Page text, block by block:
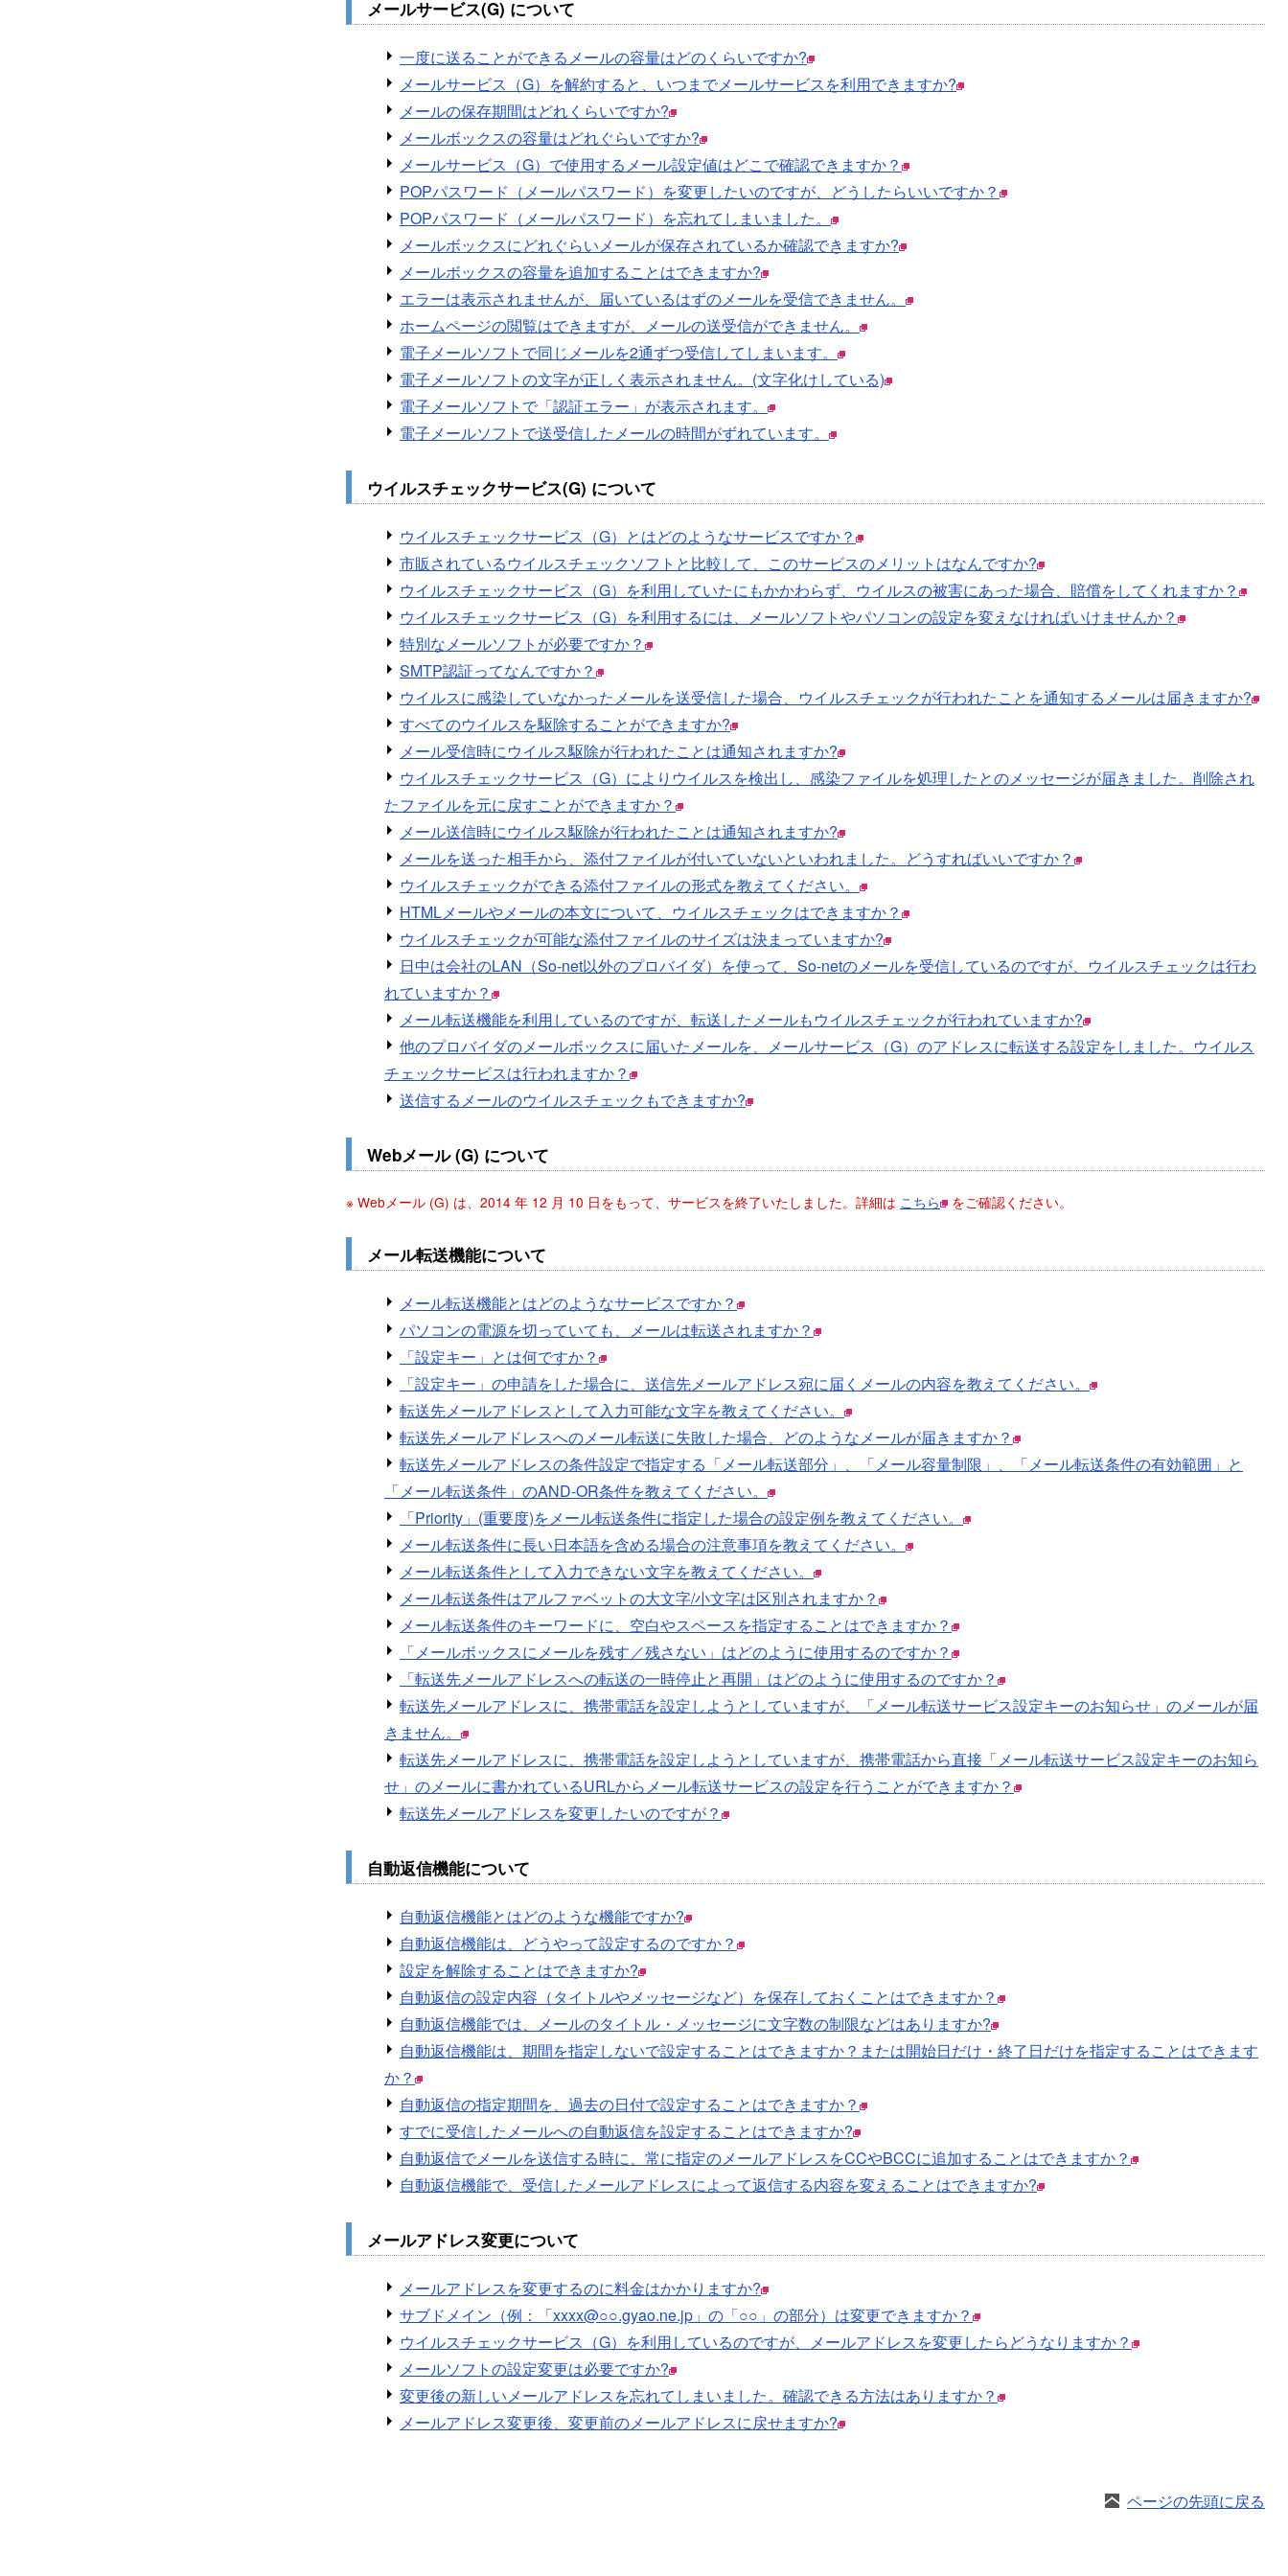
メールサービス(G) について
一度に送ることができるメールの容量はどのくらいですか?
メールサービス（G）を解約すると、いつまでメールサービスを利用できますか?
メールの保存期間はどれくらいですか?
メールボックスの容量はどれぐらいですか?
メールサービス（G）で使用するメール設定値はどこで確認できますか？
POPパスワード（メールパスワード）を変更したいのですが、どうしたらいいですか？
POPパスワード（メールパスワード）を忘れてしまいました。
メールボックスにどれぐらいメールが保存されているか確認できますか?
メールボックスの容量を追加することはできますか?
エラーは表示されませんが、届いているはずのメールを受信できません。
ホームページの閲覧はできますが、メールの送受信ができません。
電子メールソフトで同じメールを2通ずつ受信してしまいます。
電子メールソフトの文字が正しく表示されません。(文字化けしている)
電子メールソフトで「認証エラー」が表示されます。
電子メールソフトで送受信したメールの時間がずれています。
ウイルスチェックサービス(G) について
ウイルスチェックサービス（G）とはどのようなサービスですか？
市販されているウイルスチェックソフトと比較して、このサービスのメリットはなんですか?
ウイルスチェックサービス（G）を利用していたにもかかわらず、ウイルスの被害にあった場合、賠償をしてくれますか？
ウイルスチェックサービス（G）を利用するには、メールソフトやパソコンの設定を変えなければいけませんか？
特別なメールソフトが必要ですか？
SMTP認証ってなんですか？
ウイルスに感染していなかったメールを送受信した場合、ウイルスチェックが行われたことを通知するメールは届きますか?
すべてのウイルスを駆除することができますか?
メール受信時にウイルス駆除が行われたことは通知されますか?
ウイルスチェックサービス（G）によりウイルスを検出し、感染ファイルを処理したとのメッセージが届きました。削除され
たファイルを元に戻すことができますか？
メール送信時にウイルス駆除が行われたことは通知されますか?
メールを送った相手から、添付ファイルが付いていないといわれました。どうすればいいですか？
ウイルスチェックができる添付ファイルの形式を教えてください。
HTMLメールやメールの本文について、ウイルスチェックはできますか？
ウイルスチェックが可能な添付ファイルのサイズは決まっていますか?
日中は会社のLAN（So-net以外のプロバイダ）を使って、So-netのメールを受信しているのですが、ウイルスチェックは行わ
れていますか？
メール転送機能を利用しているのですが、転送したメールもウイルスチェックが行われていますか?
他のプロバイダのメールボックスに届いたメールを、メールサービス（G）のアドレスに転送する設定をしました。ウイルス
チェックサービスは行われますか？
送信するメールのウイルスチェックもできますか?
Webメール (G) について
※ Webメール (G) は、2014 年 12 月 10 日をもって、サービスを終了いたしました。詳細は こちら をご確認ください。
メール転送機能について
メール転送機能とはどのようなサービスですか？
パソコンの電源を切っていても、メールは転送されますか？
「設定キー」とは何ですか？
「設定キー」の申請をした場合に、送信先メールアドレス宛に届くメールの内容を教えてください。
転送先メールアドレスとして入力可能な文字を教えてください。
転送先メールアドレスへのメール転送に失敗した場合、どのようなメールが届きますか？
転送先メールアドレスの条件設定で指定する「メール転送部分」、「メール容量制限」、「メール転送条件の有効範囲」と
「メール転送条件」のAND-OR条件を教えてください。
「Priority」(重要度)をメール転送条件に指定した場合の設定例を教えてください。
メール転送条件に長い日本語を含める場合の注意事項を教えてください。
メール転送条件として入力できない文字を教えてください。
メール転送条件はアルファベットの大文字/小文字は区別されますか？
メール転送条件のキーワードに、空白やスペースを指定することはできますか？
「メールボックスにメールを残す／残さない」はどのように使用するのですか？
「転送先メールアドレスへの転送の一時停止と再開」はどのように使用するのですか？
転送先メールアドレスに、携帯電話を設定しようとしていますが、「メール転送サービス設定キーのお知らせ」のメールが届
きません。
転送先メールアドレスに、携帯電話を設定しようとしていますが、携帯電話から直接「メール転送サービス設定キーのお知ら
せ」のメールに書かれているURLからメール転送サービスの設定を行うことができますか？
転送先メールアドレスを変更したいのですが？
自動返信機能について
自動返信機能とはどのような機能ですか?
自動返信機能は、どうやって設定するのですか？
設定を解除することはできますか?
自動返信の設定内容（タイトルやメッセージなど）を保存しておくことはできますか？
自動返信機能では、メールのタイトル・メッセージに文字数の制限などはありますか?
自動返信機能は、期間を指定しないで設定することはできますか？または開始日だけ・終了日だけを指定することはできます
か？
自動返信の指定期間を、過去の日付で設定することはできますか？
すでに受信したメールへの自動返信を設定することはできますか?
自動返信でメールを送信する時に、常に指定のメールアドレスをCCやBCCに追加することはできますか？
自動返信機能で、受信したメールアドレスによって返信する内容を変えることはできますか?
メールアドレス変更について
メールアドレスを変更するのに料金はかかりますか?
サブドメイン（例：「xxxx@○○.gyao.ne.jp」の「○○」の部分）は変更できますか？
ウイルスチェックサービス（G）を利用しているのですが、メールアドレスを変更したらどうなりますか？
メールソフトの設定変更は必要ですか?
変更後の新しいメールアドレスを忘れてしまいました。確認できる方法はありますか？
メールアドレス変更後、変更前のメールアドレスに戻せますか?
ページの先頭に戻る